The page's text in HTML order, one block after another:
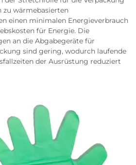
wärmebasierten
einen minimalen Energieverbrauch
für Energie. Die
an die Abgabegeräte für
sind gering, wodurch laufende
der Ausrüstung reduziert